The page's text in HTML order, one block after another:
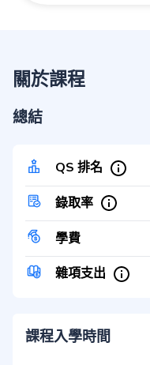
關於課程
總結
QS 排名
錄取率
學費
雜項支出
課程入學時間